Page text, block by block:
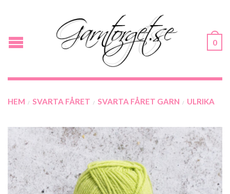
0
HEM / SVARTA FÅRET / SVARTA FÅRET GARN / ULRIKA